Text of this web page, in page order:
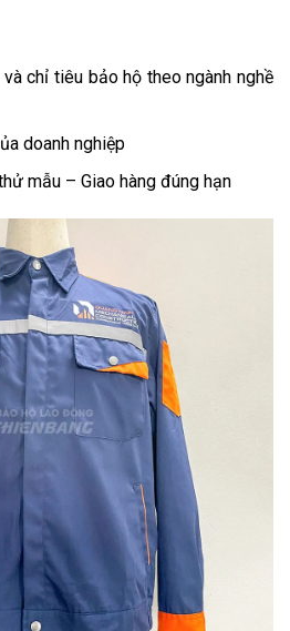
chỉ tiêu bảo hộ theo ngành nghề
doanh nghiệp
mẫu – Giao hàng đúng hạn